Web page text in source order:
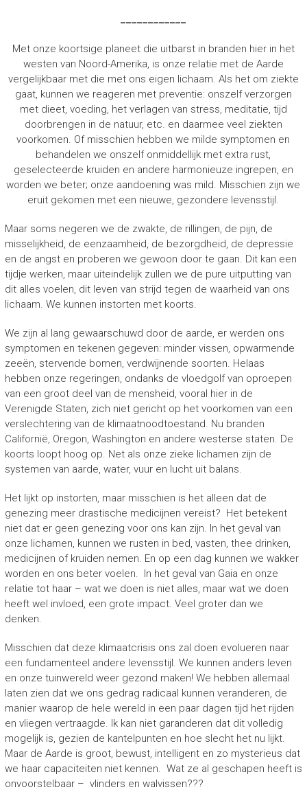
Met onze koortsige planeet die uitbarst in branden hier in het
westen van Noord-Amerika, is onze relatie met de Aarde
vergelijkbaar met die met ons eigen lichaam. Als het om ziekte
gaat, kunnen we reageren met preventie: onszelf verzorgen
met dieet, voeding, het verlagen van stress, meditatie, tijd
doorbrengen in de natuur, etc. en daarmee veel ziekten
voorkomen. Of misschien hebben we milde symptomen en
behandelen we onszelf onmiddellijk met extra rust,
geselecteerde kruiden en andere harmonieuze ingrepen, en
worden we beter; onze aandoening was mild. Misschien zijn we
eruit gekomen met een nieuwe, gezondere levensstijl.
Maar soms negeren we de zwakte, de rillingen, de pijn, de
misselijkheid, de eenzaamheid, de bezorgdheid, de depressie
en de angst en proberen we gewoon door te gaan. Dit kan een
tijdje werken, maar uiteindelijk zullen we de pure uitputting van
dit alles voelen, dit leven van strijd tegen de waarheid van ons
lichaam. We kunnen instorten met koorts.
We zijn al lang gewaarschuwd door de aarde, er werden ons
symptomen en tekenen gegeven: minder vissen, opwarmende
zeeën, stervende bomen, verdwijnende soorten. Helaas
hebben onze regeringen, ondanks de vloedgolf van oproepen
van een groot deel van de mensheid, vooral hier in de
Verenigde Staten, zich niet gericht op het voorkomen van een
verslechtering van de klimaatnoodtoestand. Nu branden
Californië, Oregon, Washington en andere westerse staten. De
koorts loopt hoog op. Net als onze zieke lichamen zijn de
systemen van aarde, water, vuur en lucht uit balans.
Het lijkt op instorten, maar misschien is het alleen dat de
genezing meer drastische medicijnen vereist? Het betekent
niet dat er geen genezing voor ons kan zijn. In het geval van
onze lichamen, kunnen we rusten in bed, vasten, thee drinken,
medicijnen of kruiden nemen. En op een dag kunnen we wakker
worden en ons beter voelen. In het geval van Gaia en onze
relatie tot haar – wat we doen is niet alles, maar wat we doen
heeft wel invloed, een grote impact. Veel groter dan we
denken.
Misschien dat deze klimaatcrisis ons zal doen evolueren naar
een fundamenteel andere levensstijl. We kunnen anders leven
en onze tuinwereld weer gezond maken! We hebben allemaal
laten zien dat we ons gedrag radicaal kunnen veranderen, de
manier waarop de hele wereld in een paar dagen tijd het rijden
en vliegen vertraagde. Ik kan niet garanderen dat dit volledig
mogelijk is, gezien de kantelpunten en hoe slecht het nu lijkt.
Maar de Aarde is groot, bewust, intelligent en zo mysterieus dat
we haar capaciteiten niet kennen. Wat ze al geschapen heeft is
onvoorstelbaar – vlinders en walvissen???